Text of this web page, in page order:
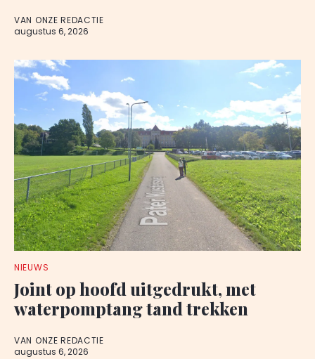
VAN ONZE REDACTIE
augustus 6, 2026
NIEUWS
Joint op hoofd uitgedrukt, met
waterpomptang tand trekken
VAN ONZE REDACTIE
augustus 6, 2026